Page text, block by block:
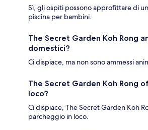
Sì, gli ospiti possono approfittare di
piscina per bambini.
The Secret Garden Koh Rong
domestici?
Ci dispiace, ma non sono ammessi
The Secret Garden Koh Rong
loco?
Ci dispiace, The Secret Garden Koh
parcheggio in loco.